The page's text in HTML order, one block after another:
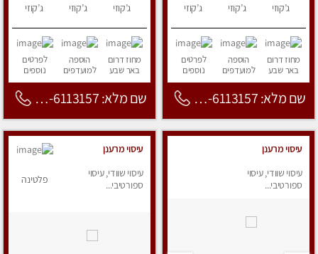
ג’קוזי ג’קוזי ג’קוזי
מחוז דרום
באר שבע
הוספה
למועדפים
לפרטים
נוספים
שם מלא: 053-6113157
ג’קוזי ג’קוזי ג’קוזי
מחוז דרום
באר שבע
הוספה
למועדפים
לפרטים
נוספים
שם מלא: 053-6113157
עיסוי מרענן
עיסוי שוודי, עיסוי
ספורטיבי...
עיסוי מרענן
עיסוי שוודי, עיסוי
ספורטיבי...
פלטינה